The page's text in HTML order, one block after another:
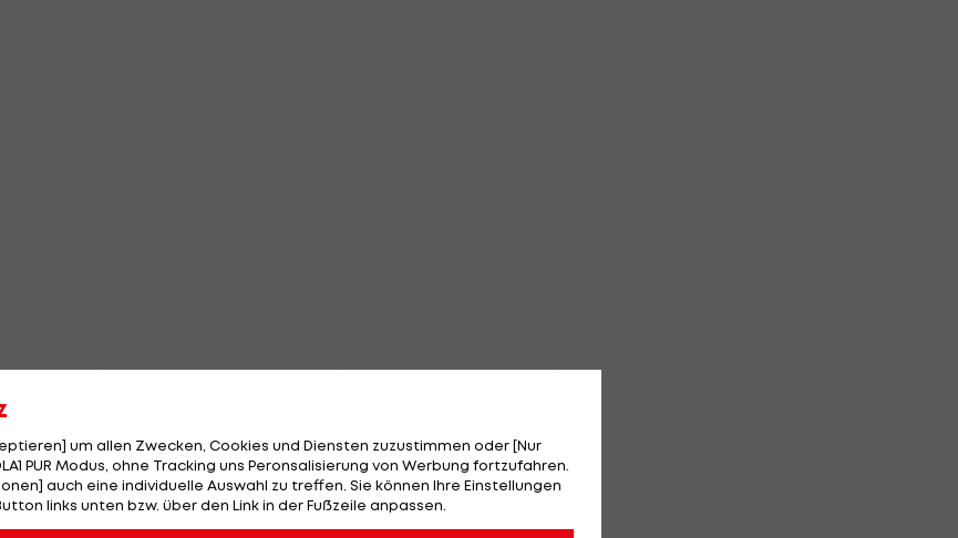
um allen Zwecken, Cookies und Diensten zuzustimmen oder [Nur
PUR Modus, ohne Tracking uns Peronsalisierung von Werbung fortzufahren.
auch eine individuelle Auswahl zu treffen. Sie können Ihre Einstellungen
links unten bzw. über den Link in der Fußzeile anpassen.